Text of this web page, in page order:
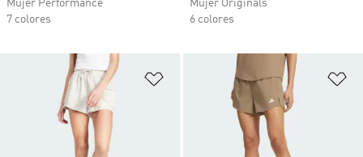
Mujer Performance
7 colores
Mujer Originals
6 colores
Añadir a la lista de deseos